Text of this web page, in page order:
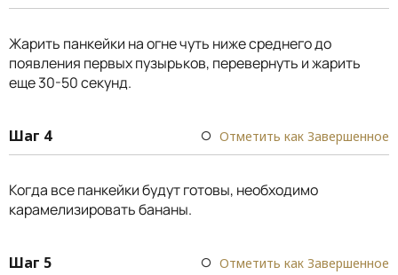
Жарить панкейки на огне чуть ниже среднего до
появления первых пузырьков, перевернуть и жарить
еще 30-50 секунд.
Шаг 4 Отметить как Завершенное
Когда все панкейки будут готовы, необходимо
карамелизировать бананы.
Шаг 5 Отметить как Завершенное